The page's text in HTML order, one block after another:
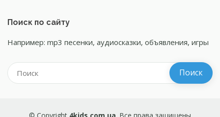
Поиск по сайту
Например: mp3 песенки, аудиосказки, объявления, игры